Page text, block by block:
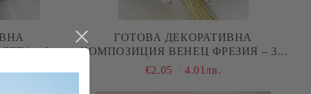
– 3D
ГОТОВА ДЕКОРАТИВНА
КОМПОЗИЦИЯ ВЕНЕЦ ФРЕЗИЯ – 3D
ЕЛЕМЕНТ ЗА КАРТИЧКИ И
€2.05 4.01лв.